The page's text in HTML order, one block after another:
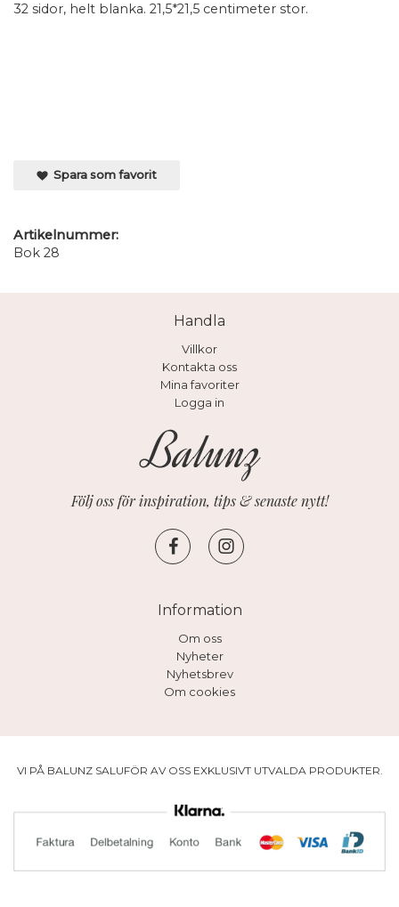
32 sidor, helt blanka. 21,5*21,5 centimeter stor.
Spara som favorit
Artikelnummer:
Bok 28
Handla
Villkor
Kontakta oss
Mina favoriter
Logga in
Följ oss för inspiration, tips & senaste nytt!
Information
Om oss
Nyheter
Nyhetsbrev
Om cookies
VI PÅ BALUNZ SALUFÖR AV OSS EXKLUSIVT UTVALDA PRODUKTER.